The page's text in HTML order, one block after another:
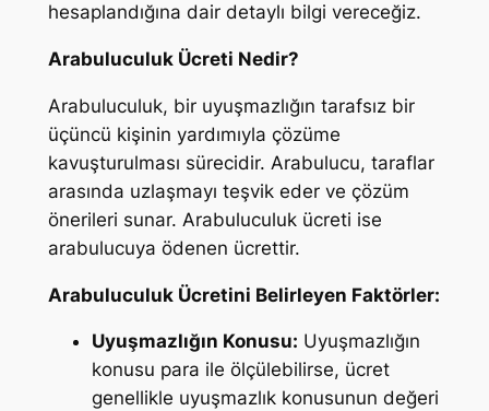
hesaplandığına dair detaylı bilgi vereceğiz.
Arabuluculuk Ücreti Nedir?
Arabuluculuk, bir uyuşmazlığın tarafsız bir
üçüncü kişinin yardımıyla çözüme
kavuşturulması sürecidir. Arabulucu, taraflar
arasında uzlaşmayı teşvik eder ve çözüm
önerileri sunar. Arabuluculuk ücreti ise
arabulucuya ödenen ücrettir.
Arabuluculuk Ücretini Belirleyen Faktörler:
Uyuşmazlığın Konusu: Uyuşmazlığın
konusu para ile ölçülebilirse, ücret
genellikle uyuşmazlık konusunun değeri